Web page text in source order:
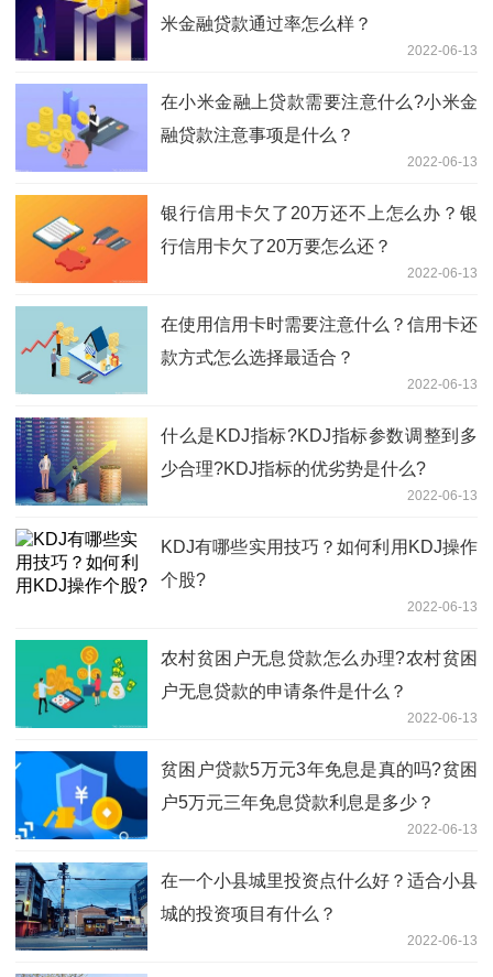
米金融贷款通过率怎么样？
2022-06-13
在小米金融上贷款需要注意什么?小米金
融贷款注意事项是什么？
2022-06-13
银行信用卡欠了20万还不上怎么办？银
行信用卡欠了20万要怎么还？
2022-06-13
在使用信用卡时需要注意什么？信用卡还
款方式怎么选择最适合？
2022-06-13
什么是KDJ指标?KDJ指标参数调整到多
少合理?KDJ指标的优劣势是什么?
2022-06-13
KDJ有哪些实用技巧？如何利用KDJ操作
个股?
2022-06-13
农村贫困户无息贷款怎么办理?农村贫困
户无息贷款的申请条件是什么？
2022-06-13
贫困户贷款5万元3年免息是真的吗?贫困
户5万元三年免息贷款利息是多少？
2022-06-13
在一个小县城里投资点什么好？适合小县
城的投资项目有什么？
2022-06-13